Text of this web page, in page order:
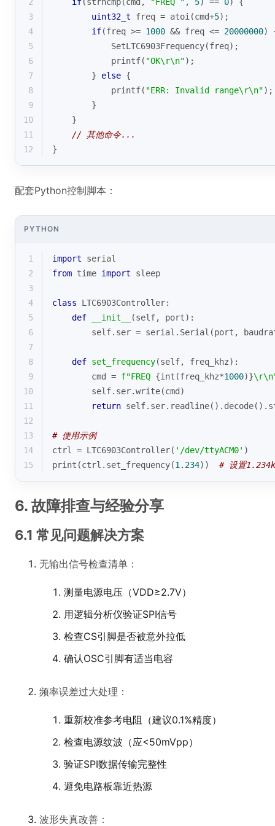
3
uint32_t freq = atoi(cmd+5);
4
if(freq >= 1000 && freq <= 20000000)
5
            SetLTC6903Frequency(freq);
6
printf( "OK\r\n");
7
        }
else {
8
printf( "ERR: Invalid range\r\n");
9
        }
10
    }
11
// 其他命令...
12
}
配套Python控制脚本：
PYTHON
1 import serial
2
from time import sleep
3
4
class LTC6903Controller:
5
def __init__ (self, port):
6
self.ser = serial.Serial(port,
7
8
def set_frequency(self, freq_khz):
9
        cmd =
f"FREQ {int (freq_khz*1000)}
10
        self.ser.write(cmd)
11
return
12
13
# 使用示例
14
ctrl = LTC6903Controller( '/dev/ttyACM0' )
15
print (ctrl.set_frequency(1.234)) # 设置
6. 故障排查与经验分享
6.1 常见问题解决方案
无输出信号检查清单：
测量电源电压（VDD≥2.7V）
用逻辑分析仪验证SPI信号
检查CS引脚是否被意外拉低
确认OSC引脚有适当电容
频率误差过大处理：
重新校准参考电阻（建议0.1%精度）
检查电源纹波（应<50mVpp）
验证SPI数据传输完整性
避免电路板靠近热源
波形失真改善：